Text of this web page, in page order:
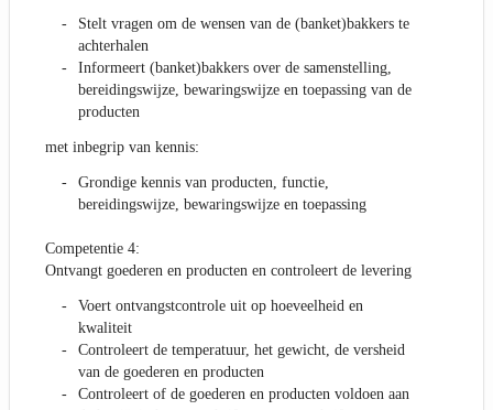
Stelt vragen om de wensen van de (banket)bakkers te
achterhalen
Informeert (banket)bakkers over de samenstelling,
bereidingswijze, bewaringswijze en toepassing van de
producten
met inbegrip van kennis:
Grondige kennis van producten, functie,
bereidingswijze, bewaringswijze en toepassing
Competentie 4:
Ontvangt goederen en producten en controleert de levering
Voert ontvangstcontrole uit op hoeveelheid en
kwaliteit
Controleert de temperatuur, het gewicht, de versheid
van de goederen en producten
Controleert of de goederen en producten voldoen aan